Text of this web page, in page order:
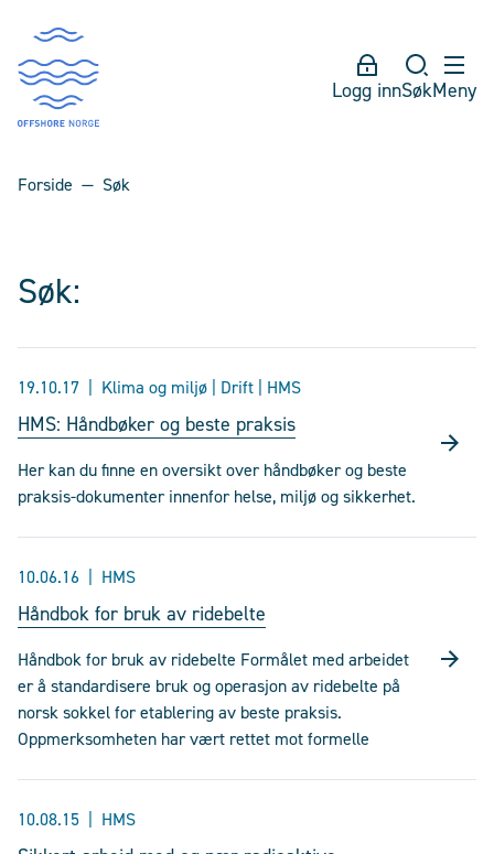
Logg innSøkMeny
Forside Søk
Søk:
19.10.17 Klima og miljø | Drift | HMS
HMS: Håndbøker og beste praksis
Her kan du finne en oversikt over håndbøker og beste
praksis-dokumenter innenfor helse, miljø og sikkerhet.
10.06.16 HMS
Håndbok for bruk av ridebelte
Håndbok for bruk av ridebelte Formålet med arbeidet
er å standardisere bruk og operasjon av ridebelte på
norsk sokkel for etablering av beste praksis.
Oppmerksomheten har vært rettet mot formelle
10.08.15 HMS